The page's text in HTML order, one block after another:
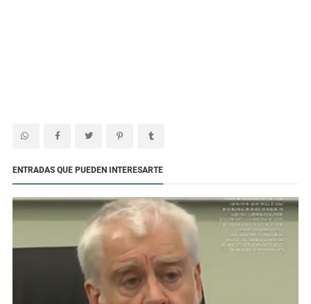
ENTRADAS QUE PUEDEN INTERESARTE